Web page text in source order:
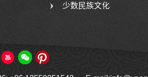
少数民族文化